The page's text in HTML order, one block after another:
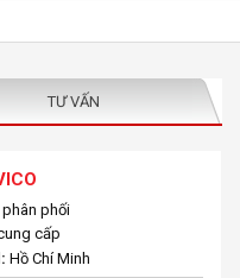
TƯ VẤN
phân phối
cấp
Hồ Chí Minh